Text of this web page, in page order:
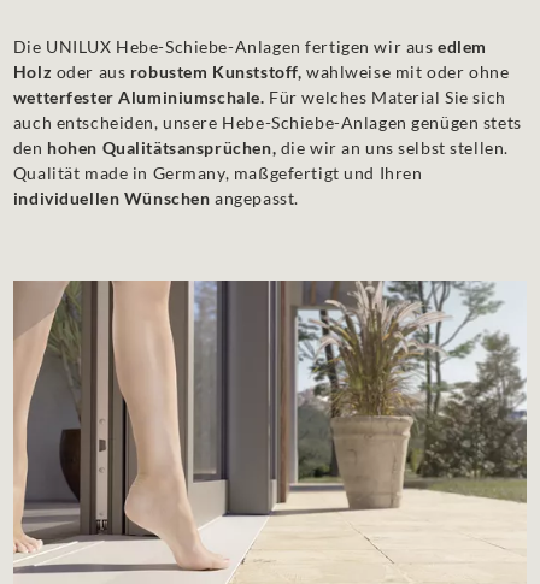
Die UNILUX Hebe-Schiebe-Anlagen fertigen wir ausedlem
Holz oder aus robustem Kunststoff, wahlweise mit oder ohne
wetterfester Aluminiumschale. Für welches Material Sie sich
auch entscheiden, unsere Hebe-Schiebe-Anlagen genügen stets
den hohen Qualitätsansprüchen, die wir an uns selbst stellen.
Qualität made in Germany, maßgefertigt und Ihren
individuellen Wünschen angepasst.